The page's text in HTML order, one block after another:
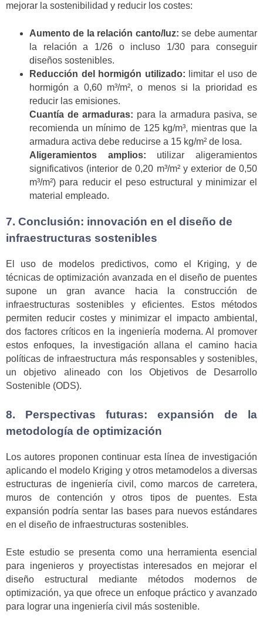
mejorar la sostenibilidad y reducir los costes:
Aumento de la relación canto/luz: se debe aumentar
la relación a 1/26 o incluso 1/30 para conseguir
diseños sostenibles.
Reducción del hormigón utilizado: limitar el uso de
hormigón a 0,60 m³/m², o menos si la prioridad es
reducir las emisiones.
Cuantía de armaduras: para la armadura pasiva, se
recomienda un mínimo de 125 kg/m³, mientras que la
armadura activa debe reducirse a 15 kg/m² de losa.
Aligeramientos amplios: utilizar aligeramientos
significativos (interior de 0,20 m³/m² y exterior de 0,50
m³/m²) para reducir el peso estructural y minimizar el
material empleado.
7. Conclusión: innovación en el diseño de
infraestructuras sostenibles
El uso de modelos predictivos, como el Kriging, y de
técnicas de optimización avanzada en el diseño de puentes
supone un gran avance hacia la construcción de
infraestructuras sostenibles y eficientes. Estos métodos
permiten reducir costes y minimizar el impacto ambiental,
dos factores críticos en la ingeniería moderna. Al promover
estos enfoques, la investigación allana el camino hacia
políticas de infraestructura más responsables y sostenibles,
un objetivo alineado con los Objetivos de Desarrollo
Sostenible (ODS).
8. Perspectivas futuras: expansión de la
metodología de optimización
Los autores proponen continuar esta línea de investigación
aplicando el modelo Kriging y otros metamodelos a diversas
estructuras de ingeniería civil, como marcos de carretera,
muros de contención y otros tipos de puentes. Esta
expansión podría sentar las bases para nuevos estándares
en el diseño de infraestructuras sostenibles.
Este estudio se presenta como una herramienta esencial
para ingenieros y proyectistas interesados en mejorar el
diseño estructural mediante métodos modernos de
optimización, ya que ofrece un enfoque práctico y avanzado
para lograr una ingeniería civil más sostenible.